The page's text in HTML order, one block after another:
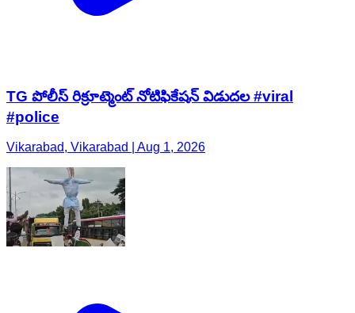
TG పోలీస్ రిక్రూట్మెంట్ నోటిఫికేషన్ విడుదల #viral
#police
Vikarabad, Vikarabad | Aug 1, 2026